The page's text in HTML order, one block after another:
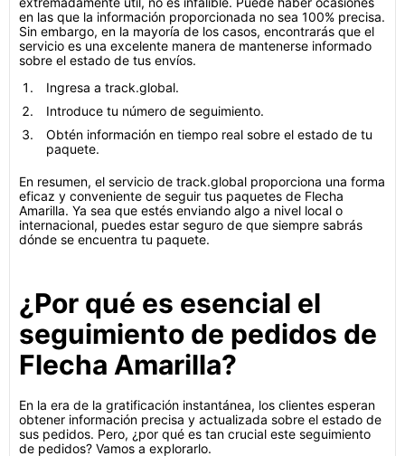
en las que la información proporcionada no sea 100% precisa.
Sin embargo, en la mayoría de los casos, encontrarás que el
servicio es una excelente manera de mantenerse informado
sobre el estado de tus envíos.
Ingresa a track.global.
Introduce tu número de seguimiento.
Obtén información en tiempo real sobre el estado de tu
paquete.
En resumen, el servicio de track.global proporciona una forma
eficaz y conveniente de seguir tus paquetes de Flecha
Amarilla. Ya sea que estés enviando algo a nivel local o
internacional, puedes estar seguro de que siempre sabrás
dónde se encuentra tu paquete.
¿Por qué es esencial el
seguimiento de pedidos de
Flecha Amarilla?
En la era de la gratificación instantánea, los clientes esperan
obtener información precisa y actualizada sobre el estado de
sus pedidos. Pero, ¿por qué es tan crucial este seguimiento
de pedidos? Vamos a explorarlo.